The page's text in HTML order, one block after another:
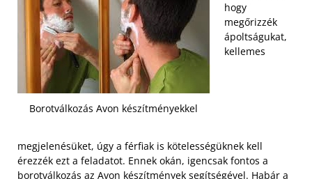
Borotválkozás Avon készítményekkel
hogy
megőrizzék
ápoltságukat,
kellemes
megjelenésüket, úgy a férfiak is kötelességüknek kell
érezzék ezt a feladatot. Ennek okán, igencsak fontos a
borotválkozás az Avon készítmények segítségével. Habár a